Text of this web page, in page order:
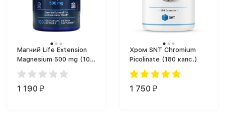
Магний Life Extension
Magnesium 500 mg (100
капс.)
1 190 ₽
Хром SNT Chromium
Picolinate (180 капс.)
1 750 ₽